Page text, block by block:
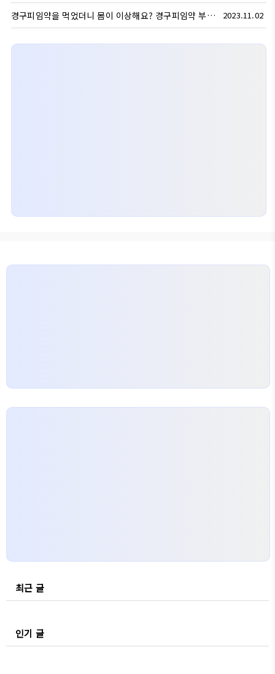
경구피임약을 먹었더니 몸이 이상해요? 경구피임약 부작용과 해결방법 정리! 2023.11.02
최근 글
인기 글